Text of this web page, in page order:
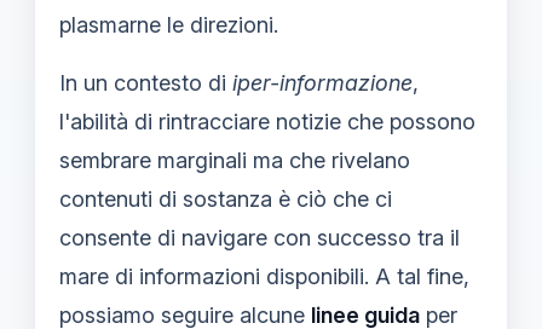
plasmarne le direzioni.
In un contesto di iper-informazione,
l'abilità di rintracciare notizie che possono
sembrare marginali ma che rivelano
contenuti di sostanza è ciò che ci
consente di navigare con successo tra il
mare di informazioni disponibili. A tal fine,
possiamo seguire alcune linee guida per